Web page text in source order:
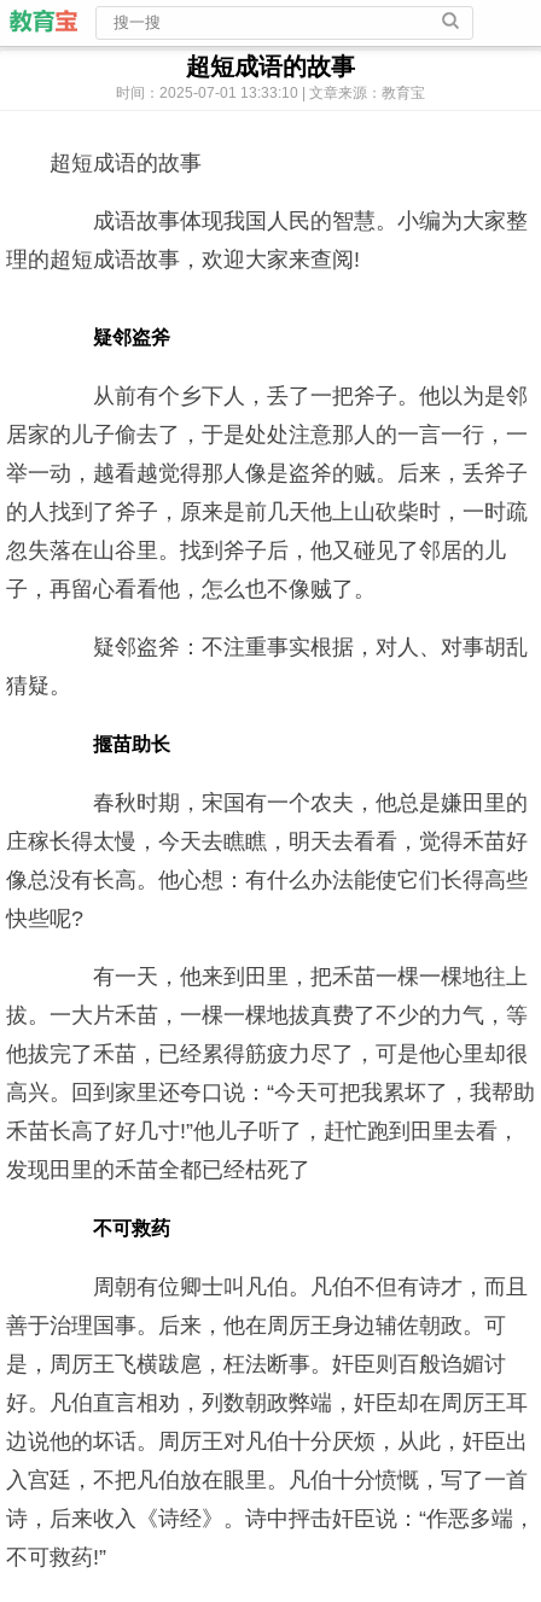
超短成语的故事
时间：2025-07-01 13:33:10 | 文章来源：教育宝
超短成语的故事
成语故事体现我国人民的智慧。小编为大家整
理的超短成语故事，欢迎大家来查阅!
疑邻盗斧
从前有个乡下人，丢了一把斧子。他以为是邻
居家的儿子偷去了，于是处处注意那人的一言一行，一
举一动，越看越觉得那人像是盗斧的贼。后来，丢斧子
的人找到了斧子，原来是前几天他上山砍柴时，一时疏
忽失落在山谷里。找到斧子后，他又碰见了邻居的儿
子，再留心看看他，怎么也不像贼了。
疑邻盗斧：不注重事实根据，对人、对事胡乱
猜疑。
揠苗助长
春秋时期，宋国有一个农夫，他总是嫌田里的
庄稼长得太慢，今天去瞧瞧，明天去看看，觉得禾苗好
像总没有长高。他心想：有什么办法能使它们长得高些
快些呢?
有一天，他来到田里，把禾苗一棵一棵地往上
拔。一大片禾苗，一棵一棵地拔真费了不少的力气，等
他拔完了禾苗，已经累得筋疲力尽了，可是他心里却很
高兴。回到家里还夸口说：“今天可把我累坏了，我帮助
禾苗长高了好几寸!”他儿子听了，赶忙跑到田里去看，
发现田里的禾苗全都已经枯死了
不可救药
周朝有位卿士叫凡伯。凡伯不但有诗才，而且
善于治理国事。后来，他在周厉王身边辅佐朝政。可
是，周厉王飞横跋扈，枉法断事。奸臣则百般诌媚讨
好。凡伯直言相劝，列数朝政弊端，奸臣却在周厉王耳
边说他的坏话。周厉王对凡伯十分厌烦，从此，奸臣出
入宫廷，不把凡伯放在眼里。凡伯十分愤慨，写了一首
诗，后来收入《诗经》。诗中抨击奸臣说：“作恶多端，
不可救药!”